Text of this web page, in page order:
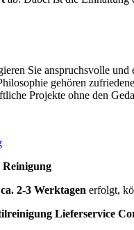
Sie anspruchsvolle
gehören
Projekte ohne den
Reinigung
ca. 2-3 Werktagen erfolgt,